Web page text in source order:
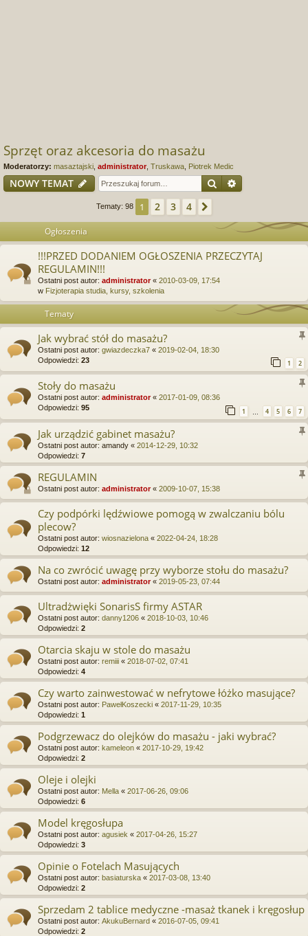
Sprzęt oraz akcesoria do masażu
Moderatorzy: masaztajski administrator Truskawa Piotrek Medic
NOWY TEMAT SzukajWyszukiwanie
Tematy: 98 1 2 3 4
Ogłoszenia
!!!PRZED DODANIEM OGŁOSZENIA PRZECZYTAJ
REGULAMIN!!!
Ostatni post autor: administrator« 2010-03-09, 17:54
w Fizjoterapia studia, kursy, szkolenia
Tematy
Jak wybrać stół do masażu?
Ostatni post autor: gwiazdeczka7 « 2019-02-04, 18:30
Odpowiedzi: 23 1 2
Stoły do masażu
Ostatni post autor: administrator« 2017-01-09, 08:36
Odpowiedzi: 95 1 4 5 6 7
Jak urządzić gabinet masażu?
Ostatni post autor: amandy « 2014-12-29, 10:32
Odpowiedzi: 7
REGULAMIN
Ostatni post autor: administrator« 2009-10-07, 15:38
Czy podpórki lędźwiowe pomogą w zwalczaniu bólu
plecow?
Ostatni post autor: wiosnazielona « 2022-04-24, 18:28
Odpowiedzi: 12
Na co zwrócić uwagę przy wyborze stołu do masażu?
Ostatni post autor: administrator« 2019-05-23, 07:44
Ultradżwięki SonarisS firmy ASTAR
Ostatni post autor: danny1206 « 2018-10-03, 10:46
Odpowiedzi: 2
Otarcia skaju w stole do masażu
Ostatni post autor: remiii « 2018-07-02, 07:41
Odpowiedzi: 4
Czy warto zainwestować w nefrytowe łóżko masujące?
Ostatni post autor: PawełKoszecki « 2017-11-29, 10:35
Odpowiedzi: 1
Podgrzewacz do olejków do masażu - jaki wybrać?
Ostatni post autor: kameleon « 2017-10-29, 19:42
Odpowiedzi: 2
Oleje i olejki
Ostatni post autor: Mella « 2017-06-26, 09:06
Odpowiedzi: 6
Model kręgosłupa
Ostatni post autor: agusiek « 2017-04-26, 15:27
Odpowiedzi: 3
Opinie o Fotelach Masujących
Ostatni post autor: basiaturska « 2017-03-08, 13:40
Odpowiedzi: 2
Sprzedam 2 tablice medyczne -masaż tkanek i kręgosłup
Ostatni post autor: AkukuBernard « 2016-07-05, 09:41
Odpowiedzi: 2